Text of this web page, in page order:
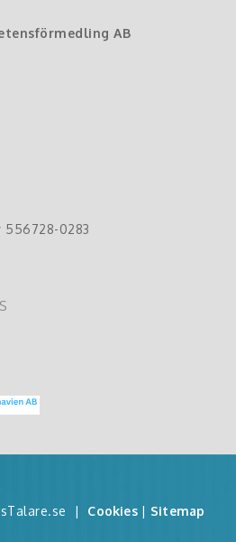
AB
556728-0283
| Cookies | Sitemap